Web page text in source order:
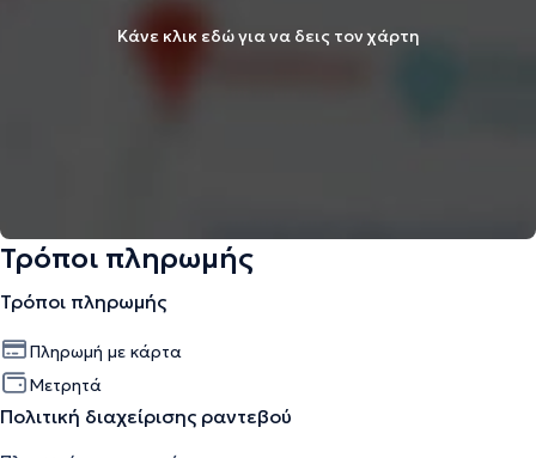
Κάνε κλικ εδώ για να δεις τον χάρτη
Τρόποι πληρωμής
Τρόποι πληρωμής
Πληρωμή με κάρτα
Μετρητά
Πολιτική διαχείρισης ραντεβού